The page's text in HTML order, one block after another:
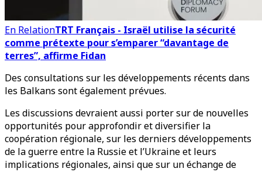
En RelationTRT Français - Israël utilise la sécurité
comme prétexte pour s’emparer “davantage de
terres”, affirme Fidan
Des consultations sur les développements récents dans
les Balkans sont également prévues.
Les discussions devraient aussi porter sur de nouvelles
opportunités pour approfondir et diversifier la
coopération régionale, sur les derniers développements
de la guerre entre la Russie et l’Ukraine et leurs
implications régionales, ainsi que sur un échange de